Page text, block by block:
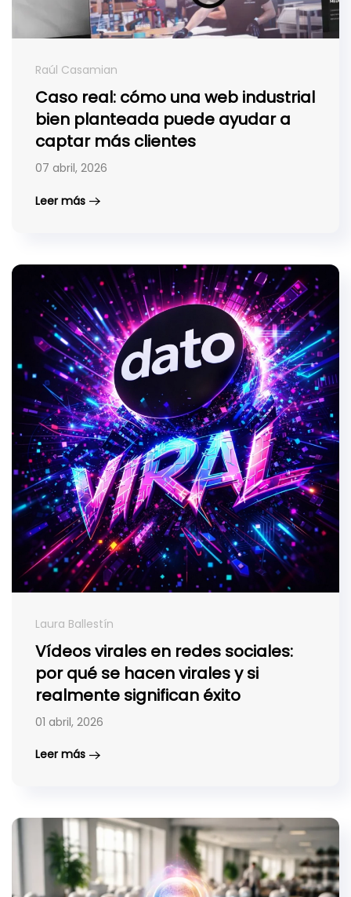
Raúl Casamian
Caso real: cómo una web industrial
bien planteada puede ayudar a
captar más clientes
07 abril, 2026
Leer más
Laura Ballestín
Vídeos virales en redes sociales:
por qué se hacen virales y si
realmente significan éxito
01 abril, 2026
Leer más